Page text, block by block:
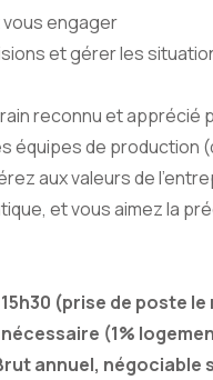
vous engager
et gérer les
reconnu et apprécié
équipes de production
aux valeurs de
et vous aimez la
(prise de poste
(1%
annuel,